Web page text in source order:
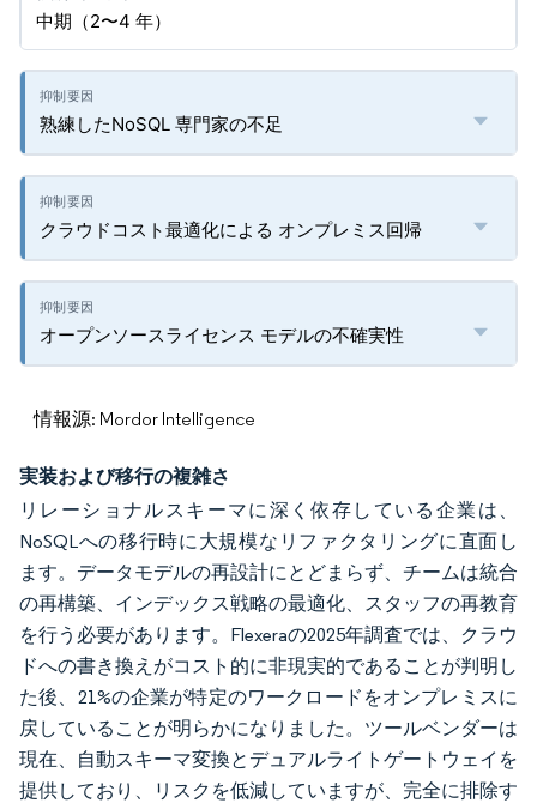
中期（2〜4 年）
熟練したNoSQL 専門家の不足
クラウドコスト最適化による オンプレミス回帰
オープンソースライセンス モデルの不確実性
情報源: Mordor Intelligence
実装および移行の複雑さ
リレーショナルスキーマに深く依存している企業は、
NoSQLへの移行時に大規模なリファクタリングに直面し
ます。データモデルの再設計にとどまらず、チームは統合
の再構築、インデックス戦略の最適化、スタッフの再教育
を行う必要があります。Flexeraの2025年調査では、クラウ
ドへの書き換えがコスト的に非現実的であることが判明し
た後、21%の企業が特定のワークロードをオンプレミスに
戻していることが明らかになりました。ツールベンダーは
現在、自動スキーマ変換とデュアルライトゲートウェイを
提供しており、リスクを低減していますが、完全に排除す